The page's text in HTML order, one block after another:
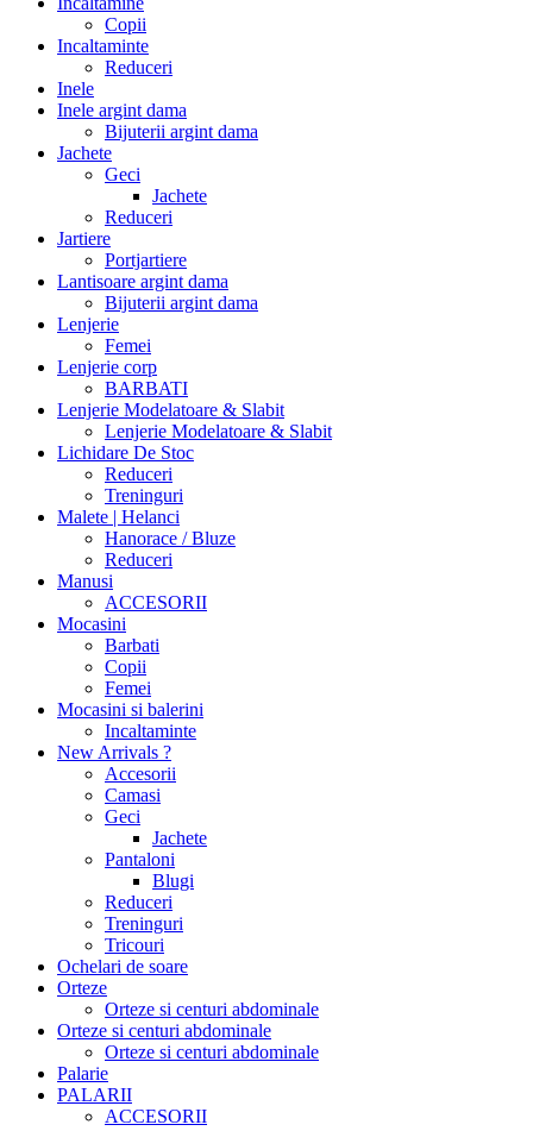
Copii
Incaltaminte
Reduceri
Inele
Inele argint dama
Bijuterii argint dama
Jachete
Geci
Jachete
Reduceri
Jartiere
Portjartiere
Lantisoare argint dama
Bijuterii argint dama
Lenjerie
Femei
Lenjerie corp
BARBATI
Lenjerie Modelatoare & Slabit
Lenjerie Modelatoare & Slabit
Lichidare De Stoc
Reduceri
Treninguri
Malete | Helanci
Hanorace / Bluze
Reduceri
Manusi
ACCESORII
Mocasini
Barbati
Copii
Femei
Mocasini si balerini
Incaltaminte
New Arrivals ?
Accesorii
Camasi
Geci
Jachete
Pantaloni
Blugi
Reduceri
Treninguri
Tricouri
Ochelari de soare
Orteze
Orteze si centuri abdominale
Orteze si centuri abdominale
Orteze si centuri abdominale
Palarie
PALARII
ACCESORII